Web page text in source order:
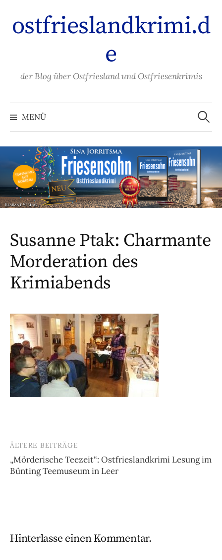
Inhalt
überspringen
ostfrieslandkrimi.d
e
der Blog über Ostfriesland und Ostfriesenkrimis
MENÜ
Suchen
nach:
Susanne Ptak: Charmante
Morderation des
Krimiabends
Beitragsnavigation
ÄLTERE BEITRÄGE
„Mörderische Teezeit“: Ostfrieslandkrimi Lesung im
Bünting Teemuseum in Leer
Hinterlasse einen Kommentar.